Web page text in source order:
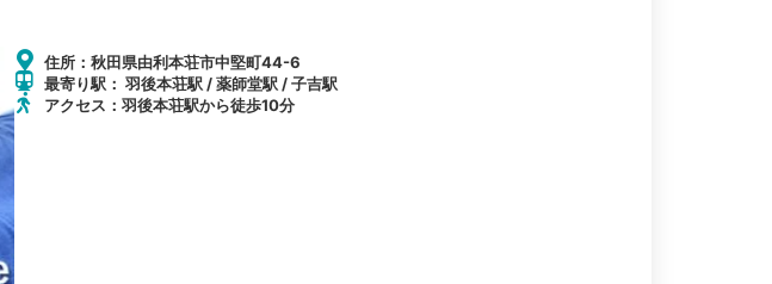
住所：秋田県由利本荘市中堅町44-6
最寄り駅： 羽後本荘駅 / 薬師堂駅 / 子吉駅
アクセス：羽後本荘駅から徒歩10分